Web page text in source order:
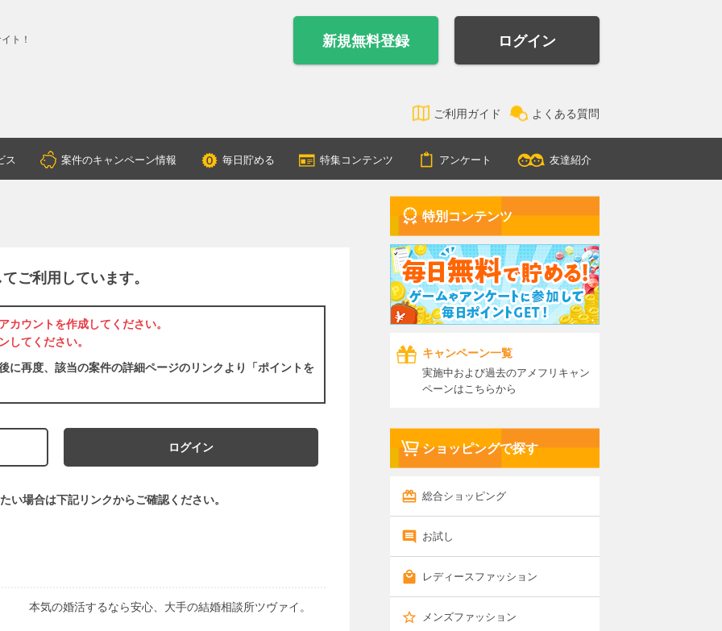
ト！
新規無料登録 ログイン
ご利用ガイド よくある質問
ス 案件のキャンペーン情報 毎日貯める 特集コンテンツ アンケート 友達紹介
ご利用しています。
アカウントを作成してください。
してください。
に再度、該当の案件の詳細ページのリンクより「ポイントを
ログイン
い場合は下記リンクからご確認ください。
本気の婚活するなら安心、大手の結婚相談所ツヴァイ。
特別コンテンツ
キャンペーン一覧
実施中および過去のアメフリキャン
ペーンはこちらから
ショッピングで探す
総合ショッピング
お試し
レディースファッション
メンズファッション